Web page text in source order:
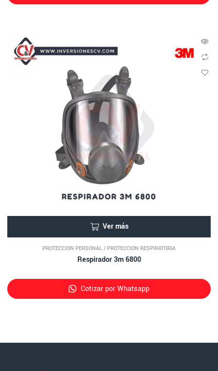
Ver más
PROTECCIÓN PERSONAL / PROTECCIÓN RESPIRATORIA
Respirador 3m 6800
Cotizar por Whatsapp